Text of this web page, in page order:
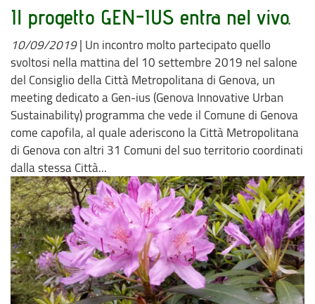
Il progetto GEN-IUS entra nel vivo.
10/09/2019| Un incontro molto partecipato quello
svoltosi nella mattina del 10 settembre 2019 nel salone
del Consiglio della Città Metropolitana di Genova, un
meeting dedicato a Gen-ius (Genova Innovative Urban
Sustainability) programma che vede il Comune di Genova
come capofila, al quale aderiscono la Città Metropolitana
di Genova con altri 31 Comuni del suo territorio coordinati
dalla stessa Città...